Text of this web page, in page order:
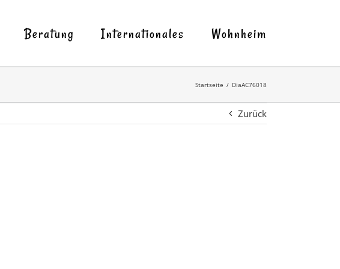
Beratung Internationales Wohnheim
Startseite DiaAC76018
Zurück